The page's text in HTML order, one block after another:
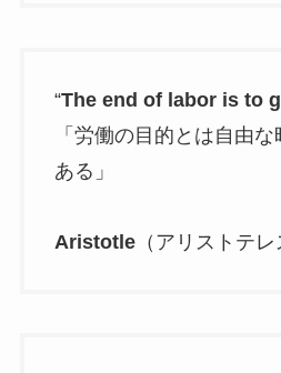
“The end of labor is to
「労働の目的とは自由
ある」
Aristotle（アリストテレ